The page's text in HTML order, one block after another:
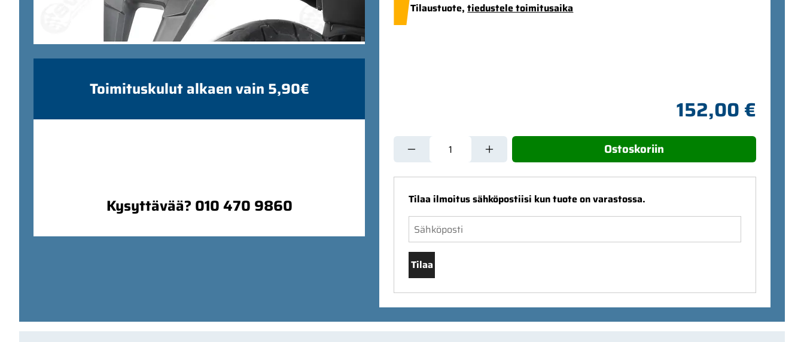
Tilaustuote,tiedustele toimitusaika
152,00 €
Ostoskoriin
Tilaa ilmoitus sähköpostiisi kun tuote on varastossa.
Tilaa
Toimituskulut alkaen vain 5,90€
Kysyttävää? 010 470 9860